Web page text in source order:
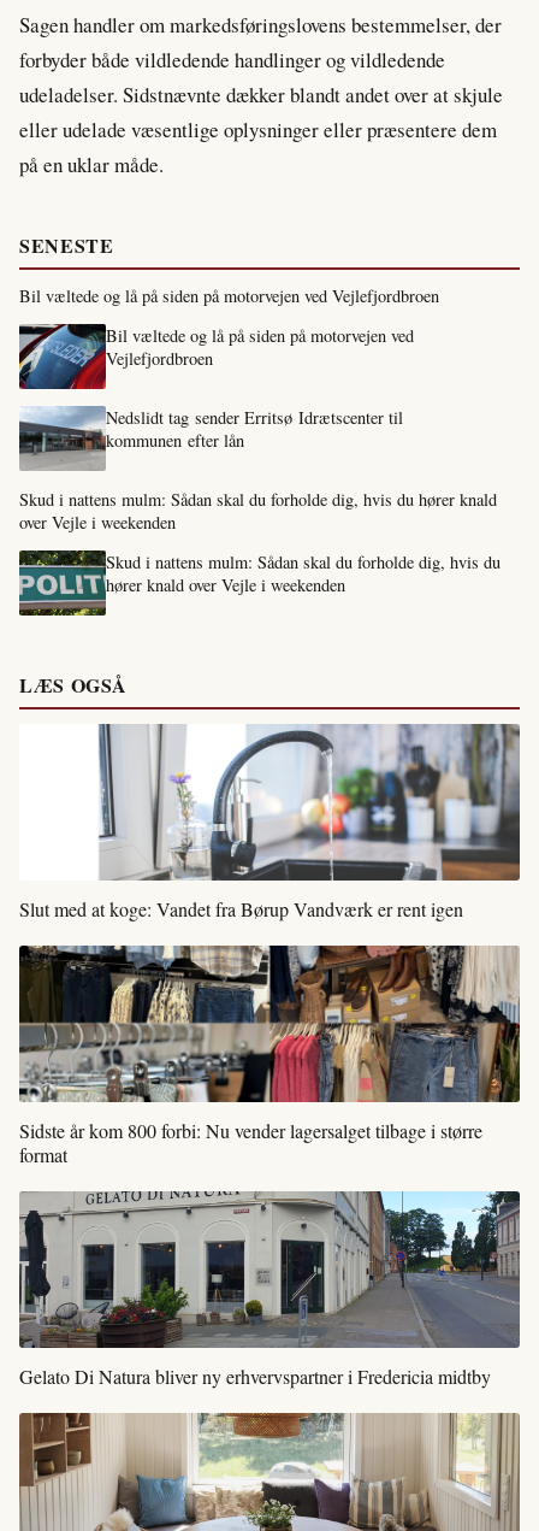
Sagen handler om markedsføringslovens bestemmelser, der
forbyder både vildledende handlinger og vildledende
udeladelser. Sidstnævnte dækker blandt andet over at skjule
eller udelade væsentlige oplysninger eller præsentere dem
på en uklar måde.
SENESTE
Bil væltede og lå på siden på motorvejen ved Vejlefjordbroen
Bil væltede og lå på siden på motorvejen ved
Vejlefjordbroen
Nedslidt tag sender Erritsø Idrætscenter til
kommunen efter lån
Skud i nattens mulm: Sådan skal du forholde dig, hvis du hører knald
over Vejle i weekenden
Skud i nattens mulm: Sådan skal du forholde dig, hvis du
hører knald over Vejle i weekenden
LÆS OGSÅ
Slut med at koge: Vandet fra Børup Vandværk er rent igen
Sidste år kom 800 forbi: Nu vender lagersalget tilbage i større
format
Gelato Di Natura bliver ny erhvervspartner i Fredericia midtby